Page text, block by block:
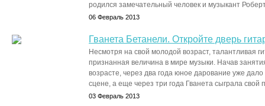
родился замечательный человек и музыкант
06 Февраль 2013
Гванета Бетанели. Откройте дверь
Несмотря на свой молодой возраст, талантливая
признанная величина в мире музыки. Начав
возрасте, через два года юное дарование уже
сцене, а еще через три года Гванета сыграла свой
03 Февраль 2013